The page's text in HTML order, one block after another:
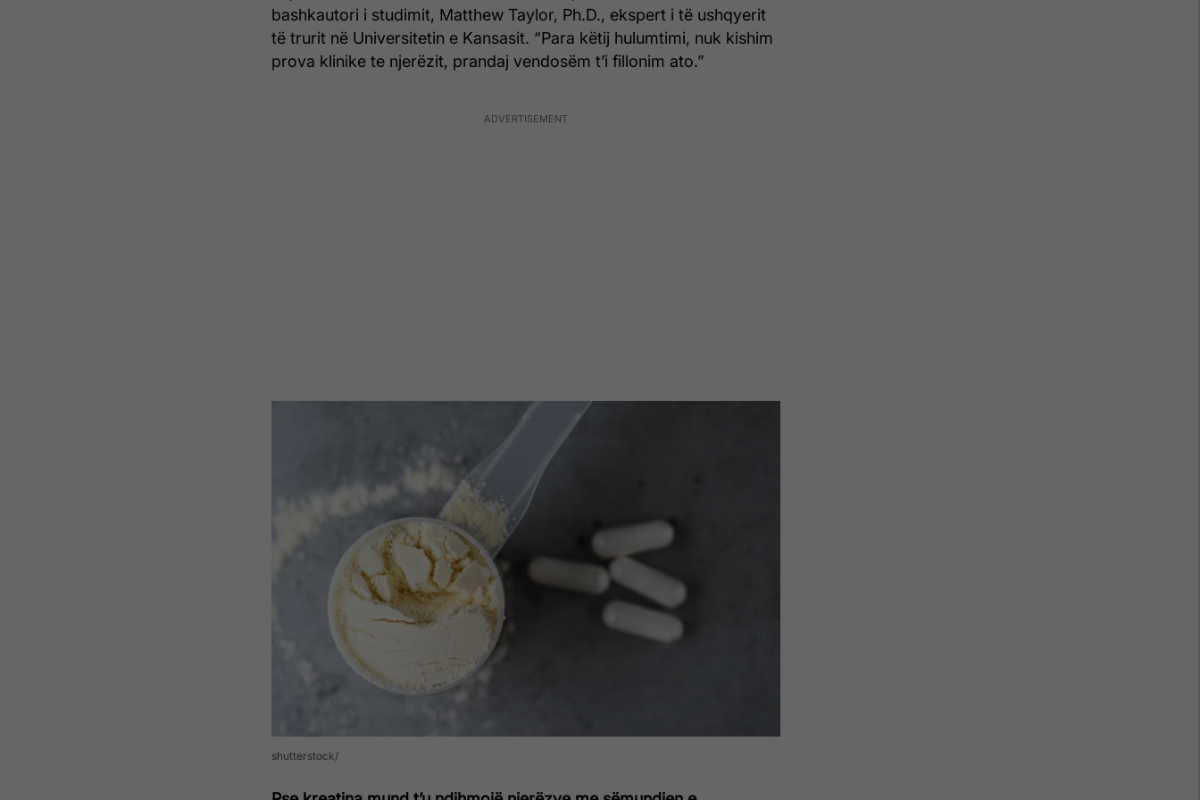
bashkautori i studimit, Matthew Taylor, Ph.D., ekspert i të ushqyerit
të trurit në Universitetin e Kansasit. “Para këtij hulumtimi, nuk kishim
prova klinike te njerëzit, prandaj vendosëm t’i fillonim ato.”
shutterstock